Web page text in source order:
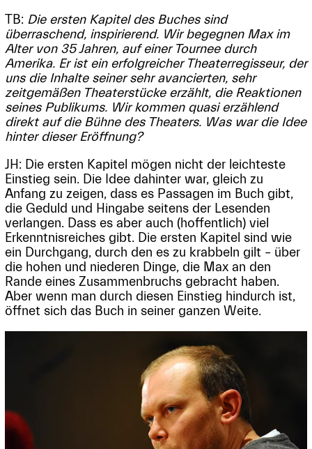
TB: Die ersten Kapitel des Buches sind
überraschend, inspirierend. Wir begegnen Max im
Alter von 35 Jahren, auf einer Tournee durch
Amerika. Er ist ein erfolgreicher Theaterregisseur, der
uns die Inhalte seiner sehr avancierten, sehr
zeitgemäßen Theaterstücke erzählt, die Reaktionen
seines Publikums. Wir kommen quasi erzählend
direkt auf die Bühne des Theaters. Was war die Idee
hinter dieser Eröffnung?
JH: Die ersten Kapitel mögen nicht der leichteste
Einstieg sein. Die Idee dahinter war, gleich zu
Anfang zu zeigen, dass es Passagen im Buch gibt,
die Geduld und Hingabe seitens der Lesenden
verlangen. Dass es aber auch (hoffentlich) viel
Erkenntnisreiches gibt. Die ersten Kapitel sind wie
ein Durchgang, durch den es zu krabbeln gilt – über
die hohen und niederen Dinge, die Max an den
Rande eines Zusammenbruchs gebracht haben.
Aber wenn man durch diesen Einstieg hindurch ist,
öffnet sich das Buch in seiner ganzen Weite.